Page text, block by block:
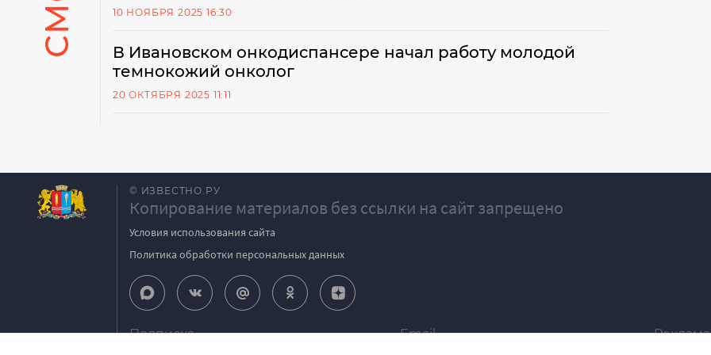
10 НОЯБРЯ 2025 16:30
В Ивановском онкодиспансере начал работу молодой
темнокожий онколог
20 ОКТЯБРЯ 2025 11:11
© ИЗВЕСТНО.РУ
Копирование материалов без ссылки на сайт запрещено
Условия использования сайта
Политика обработки персональных данных
Подписка
Email
Реклама